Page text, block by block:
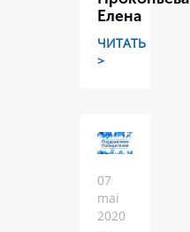
Елена
ЧИТАТЬ
>
07
mai
2020